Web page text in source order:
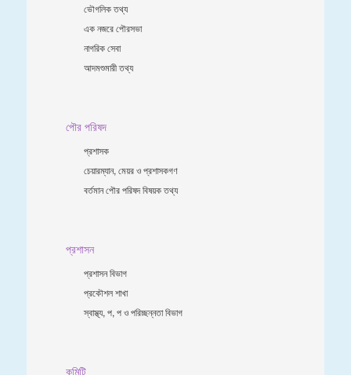
ভৌগলিক তথ্য
এক নজরে পৌরসভা
নাগরিক সেবা
আদমশুমারী তথ্য
পৌর পরিষদ
প্রশাসক
চেয়ারম্যান, মেয়র ও প্রশাসকগণ
বর্তমান পৌর পরিষদ বিষয়ক তথ্য
প্রশাসন
প্রশাসন বিভাগ
প্রকৌশল শাখা
স্বাস্থ্য, প, প ও পরিচ্ছন্নতা ‍বিভাগ
কমিটি